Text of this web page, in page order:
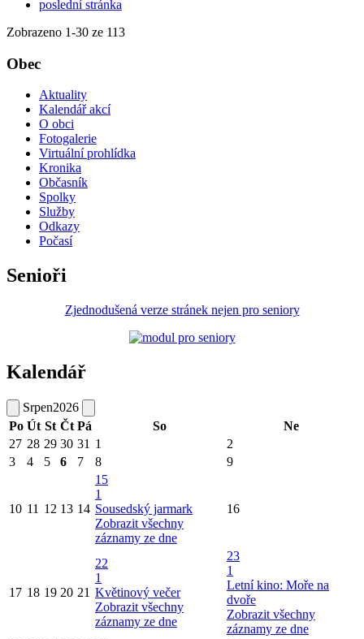
poslední stránka
Zobrazeno 1-30 ze 113
Obec
Aktuality
Kalendář akcí
O obci
Fotogalerie
Virtuální prohlídka
Kronika
Občasník
Spolky
Služby
Odkazy
Počasí
Senioři
Zjednodušená verze stránek nejen pro seniory
Kalendář
Srpen2026
Po Út St Čt Pá So
Ne
27 28 29 30 31 1
2
3
4 5 6 7 8 9
10 11 12 13 14
15
1
Sousedský jarmark
Zobrazit všechny
záznamy ze dne
16
17 18 19 20 21
22
1
Květinový večer
Zobrazit všechny
záznamy ze dne
23
1
Letní kino: Moře na
dvoře
Zobrazit všechny
záznamy ze dne